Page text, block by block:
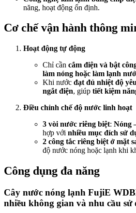
năng, hoạt động ổn định.
Cơ chế vận hành thông
Hoạt động tự động
Chỉ cần cắm điện và bật
làm nóng hoặc làm lạnh
Khi nước đạt đủ nhiệt độ
ngắt điện, giúp tiết kiệm
Điều chỉnh chế độ nước linh hoạt
3 vòi nước riêng biệt: Nóng
hợp với nhiều mục đích sử
2 công tắc riêng biệt ở mặt
độ nước nóng hoặc lạnh khi
Công dụng đa năng
Cây nước nóng lạnh FujiE
nhiều không gian và nhu cầu sử